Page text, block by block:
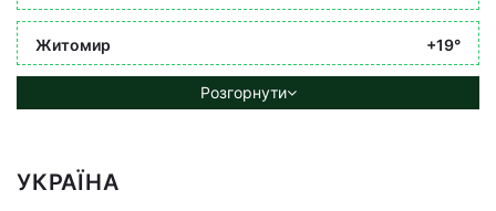
Житомир +19°
Розгорнути
УКРАЇНА